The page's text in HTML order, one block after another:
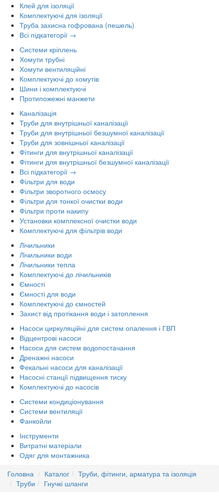
Клей для ізоляції
Комплектуючі для ізоляції
Труба захисна гофрована (пешель)
Всі підкатегорії →
Системи кріплень
Хомути трубні
Хомути вентиляційні
Комплектуючі до хомутів
Шини і комплектуючі
Протипожежні манжети
Каналізація
Труби для внутрішньої каналізації
Труби для внутрішньої безшумної каналізації
Труби для зовнішньої каналізації
Фітинги для внутрішньої каналізації
Фітинги для внутрішньої безшумної каналізації
Всі підкатегорії →
Фільтри для води
Фільтри зворотного осмосу
Фільтри для тонкої очистки води
Фільтри проти накипу
Установки комплексної очистки води
Комплектуючі для фільтрів води
Лічильники
Лічильники води
Лічильники тепла
Комплектуючі до лічильників
Ємності
Ємності для води
Комплектуючі до ємностей
Захист від протікання води і затоплення
Насоси циркуляційні для систем опалення і ГВП
Відцентрові насоси
Насоси для систем водопостачання
Дренажні насоси
Фекальні насоси для каналізації
Насосні станції підвищення тиску
Комплектуючі до насосів
Системи кондиціонування
Системи вентиляції
Фанкойли
Інструменти
Витратні матеріали
Одяг для монтажника
Головна
Каталог
Труби, фітинги, арматура та ізоляція
Труби
Гнучкі шланги